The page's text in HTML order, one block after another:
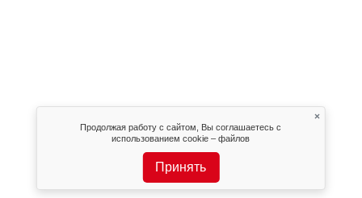
Продолжая работу с сайтом, Вы соглашаетесь с
использованием cookie – файлов
Принять
×